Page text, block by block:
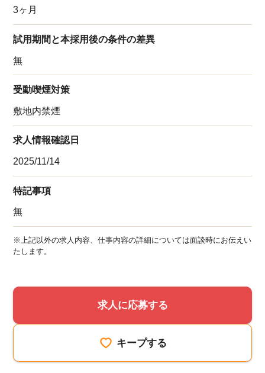
3ヶ月
試用期間と本採用後の条件の差異
無
受動喫煙対策
敷地内禁煙
求人情報確認日
2025/11/14
特記事項
無
※上記以外の求人内容、仕事内容の詳細については面談時にお伝えい
たします。
求人に応募する
キープする